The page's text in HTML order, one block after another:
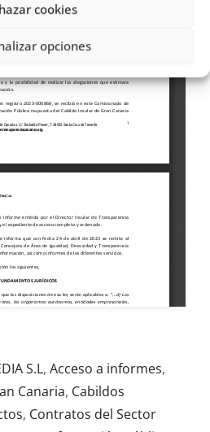
cookies
opciones
S.L, Acceso a informes,
Canaria, Cabildos
, Contratos del Sector